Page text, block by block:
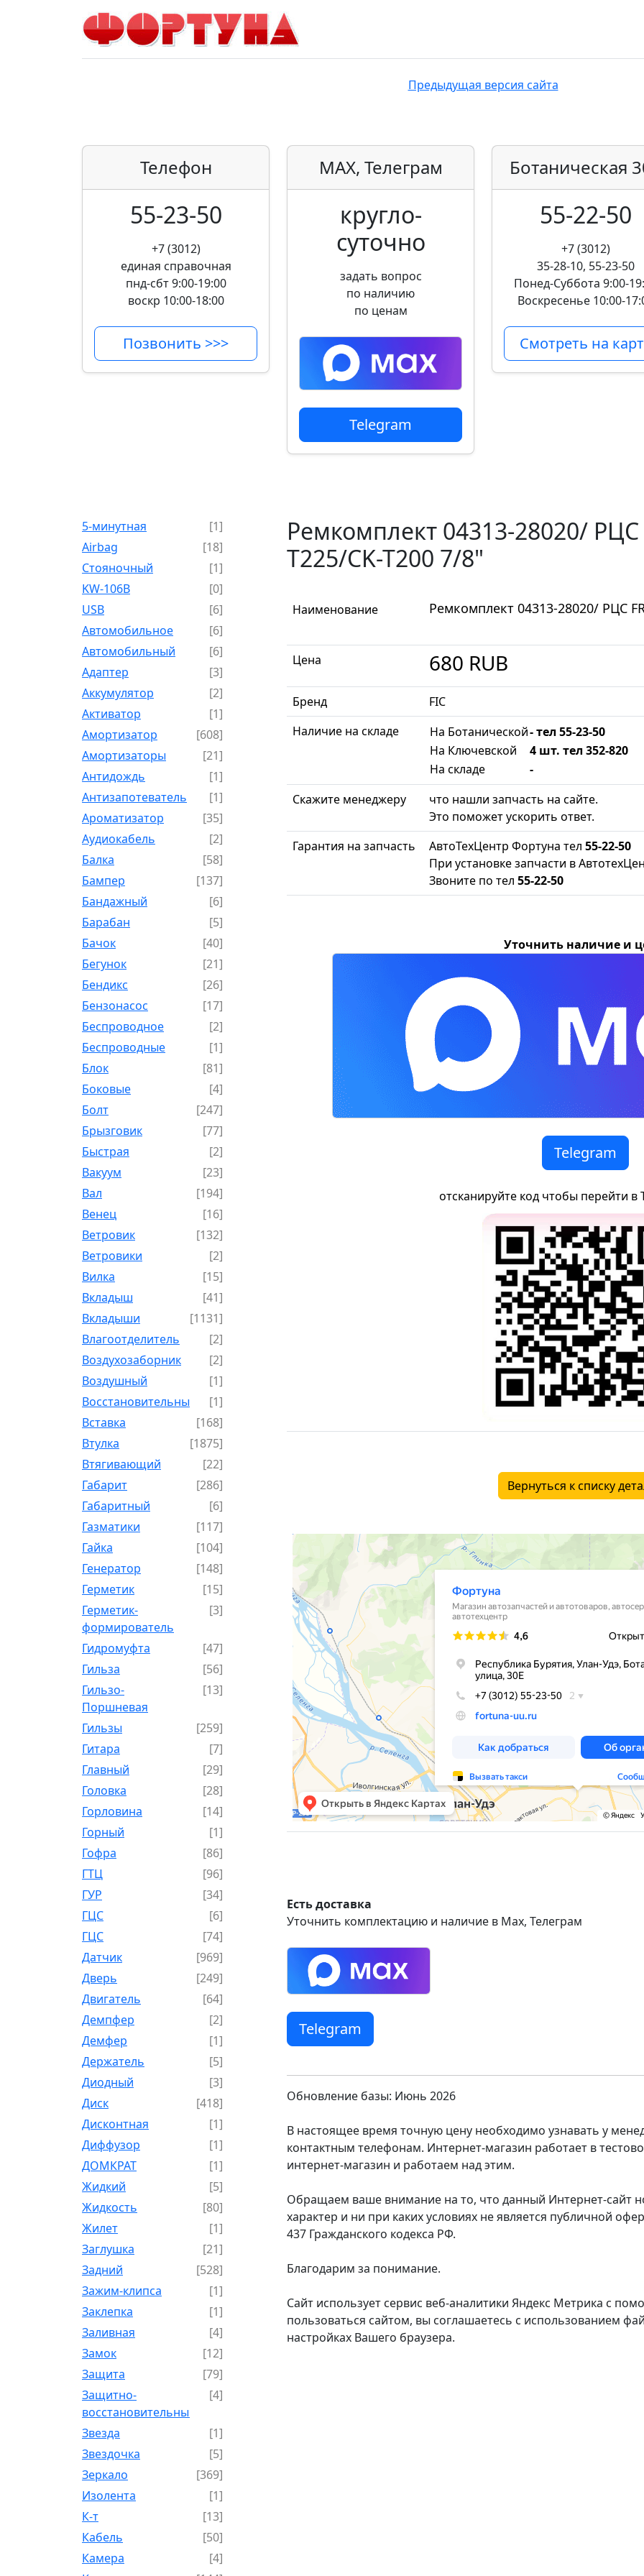
Предыдущая версия сайта
Телефон
55-23-50
+7 (3012)
единая справочная
пнд-сбт 9:00-19:00
воскр 10:00-18:00
Позвонить >>>
MAX, Телеграм
кругло­
суточно
задать вопрос
по наличию
по ценам
Telegram
Ботаническая
55-22-50
+7 (3012)
35-28-10, 55-23-50
Понед-Суббота 9:00-
Воскресенье 10:00-
Смотреть на
5-минутная
[1]
Airbag
[18]
Cтояночный
[1]
KW-106B
[0]
USB
[6]
Автомобильное
[6]
Автомобильный
[6]
Адаптер
[3]
Аккумулятор
[2]
Активатор
[1]
Амортизатор
[608]
Амортизаторы
[21]
Антидождь
[1]
Антизапотеватель
[1]
Ароматизатор
[35]
Аудиокабель
[2]
Балка
[58]
Бампер
[137]
Бандажный
[6]
Барабан
[5]
Бачок
[40]
Бегунок
[21]
Бендикс
[26]
Бензонасос
[17]
Беспроводное
[2]
Беспроводные
[1]
Блок
[81]
Боковые
[4]
Болт
[247]
Брызговик
[77]
Быстрая
[2]
Вакуум
[23]
Вал
[194]
Венец
[16]
Ветровик
[132]
Ветровики
[2]
Вилка
[15]
Вкладыш
[41]
Вкладыши
[1131]
Влагоотделитель
[2]
Воздухозаборник
[2]
Воздушный
[1]
Восстановительный
[1]
Вставка
[168]
Втулка
[1875]
Втягивающий
[22]
Габарит
[286]
Габаритный
[6]
Газматики
[117]
Гайка
[104]
Генератор
[148]
Герметик
[15]
Герметик-
формирователь
[3]
Гидромуфта
[47]
Гильза
[56]
Гильзо-
Поршневая
[13]
Гильзы
[259]
Гитара
[7]
Главный
[29]
Головка
[28]
Горловина
[14]
Горный
[1]
Гофра
[86]
ГТЦ
[96]
ГУР
[34]
ГЦC
[6]
ГЦС
[74]
Датчик
[969]
Дверь
[249]
Двигатель
[64]
Демпфер
[2]
Демфер
[1]
Держатель
[5]
Диодный
[3]
Диск
[418]
Дисконтная
[1]
Диффузор
[1]
ДОМКРАТ
[1]
Жидкий
[5]
Жидкость
[80]
Жилет
[1]
Заглушка
[21]
Задний
[528]
Зажим-клипса
[1]
Заклепка
[1]
Заливная
[4]
Замок
[12]
Защита
[79]
Защитно-
восстановительный
[4]
Звезда
[1]
Звездочка
[5]
Зеркало
[369]
Изолента
[1]
К-т
[13]
Кабель
[50]
Камера
[4]
Ремкомплект 04313-28020/ РЦС
T225/CK-T200 7/8"
Наименование Ремкомплект 04313-28020/ РЦС
Цена 680 RUB
Бренд
FIC
Наличие на складе
На Ботанической- тел 55-23-50
На Ключевской
4 шт. тел 352-820
На складе
-
Скажите менеджеру
что нашли запчасть на сайте.
Это поможет ускорить ответ.
Гарантия на запчасть
АвтоТехЦентр Фортуна тел 55-22-50
При установке запчасти в
Звоните по тел 55-22-50
Уточнить наличие и
Telegram
отсканируйте код чтобы перейти в
Вернуться к списку
Есть доставка
Уточнить комплектацию и наличие в Max, Телеграм
Telegram
Обновление базы: Июнь 2026
В настоящее время точную цену необходимо узнавать у
контактным телефонам. Интернет-магазин работает в
интернет-магазин и работаем над этим.
Обращаем ваше внимание на то, что данный Интернет-сайт
характер и ни при каких условиях не является публичной
437 Гражданского кодекса РФ.
Благодарим за понимание.
Сайт использует сервис веб-аналитики Яндекс Метрика с
пользоваться сайтом, вы соглашаетесь с использованием
настройках Вашего браузера.